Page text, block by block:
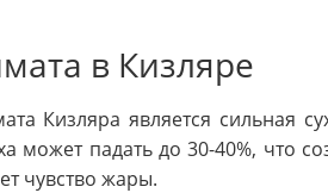
в Кизляре
Кизляра является сильная
может падать до 30-40%, что
чувство жары.